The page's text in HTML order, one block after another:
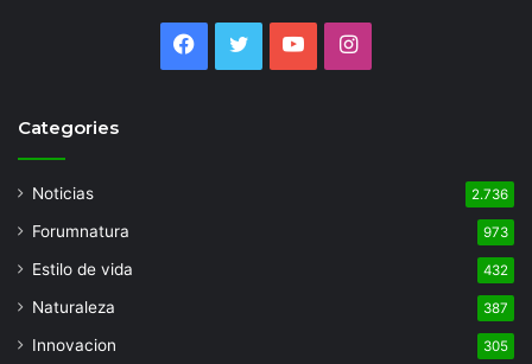
Facebook
TwitterYouTubeInstagram
Categories
Noticias 2.736
Forumnatura 973
Estilo de vida 432
Naturaleza 387
Innovacion 305